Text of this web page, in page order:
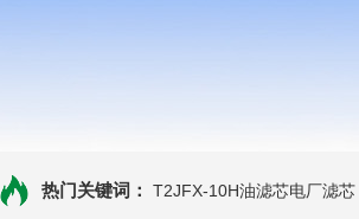
热门关键词： T2JFX-10H油滤芯电厂滤芯